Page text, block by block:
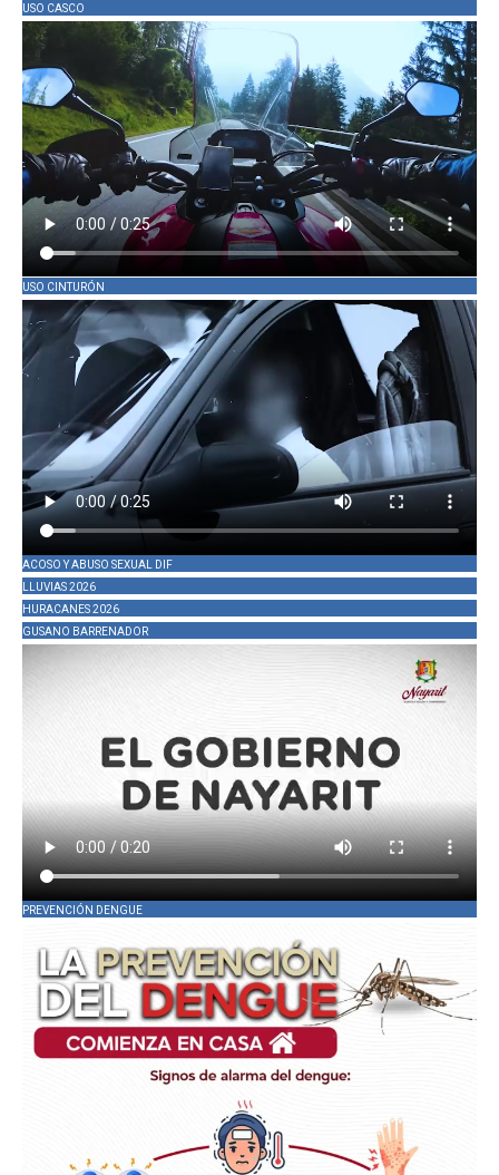
USO CASCO
USO CINTURÓN
ACOSO Y ABUSO SEXUAL DIF
LLUVIAS 2026
HURACANES 2026
GUSANO BARRENADOR
PREVENCIÓN DENGUE